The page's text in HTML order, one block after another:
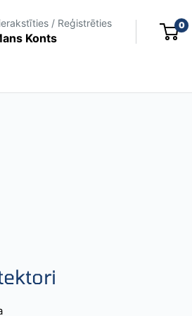
/ Reģistrēties
Konts
0